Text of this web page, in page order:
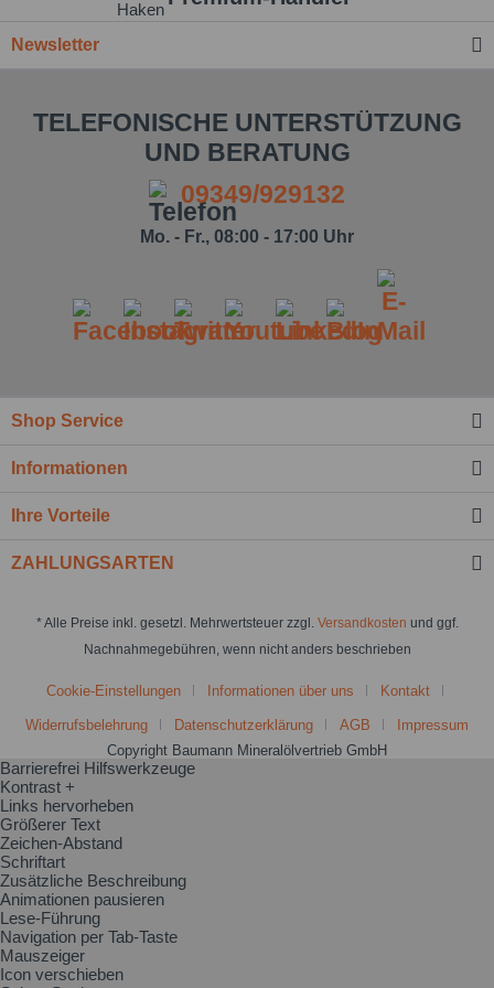
zur Kenntnis
genommen.*
Felder mit * sind Pflichtfelder.
Newsletter
TELEFONISCHE UNTERSTÜTZUNG
UND BERATUNG
09349/929132
Mo. - Fr., 08:00 - 17:00 Uhr
Shop Service
Informationen
Ihre Vorteile
ZAHLUNGSARTEN
* Alle Preise inkl. gesetzl. Mehrwertsteuer zzgl. Versandkosten und ggf.
Nachnahmegebühren, wenn nicht anders beschrieben
Cookie-Einstellungen Informationen über uns Kontakt
Widerrufsbelehrung Datenschutzerklärung AGB
Impressum
Copyright Baumann Mineralölvertrieb GmbH
Barrierefrei Hilfswerkzeuge
Kontrast +
Links hervorheben
Größerer Text
Zeichen-Abstand
Schriftart
Zusätzliche Beschreibung
Animationen pausieren
Lese-Führung
Navigation per Tab-Taste
Mauszeiger
Icon verschieben